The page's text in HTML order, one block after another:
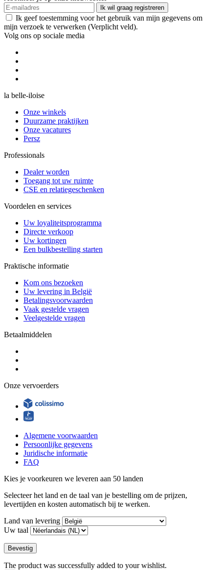
Ik wil graag registreren
Ik geef toestemming voor het gebruik van mijn gegevens om
mijn verzoek te verwerken (Verplicht veld).
Volg ons op sociale media
la belle-iloise
Onze winkels
Duurzame praktijken
Onze vacatures
Persz
Professionals
Dealer worden
Toegang tot uw ruimte
CSE en relatiegeschenken
Voordelen en services
Uw loyaliteitsprogramma
Directe verkoop
Uw kortingen
Een bulkbestelling starten
Praktische informatie
Kom ons bezoeken
Uw levering in België
Betalingsvoorwaarden
Vaak gestelde vragen
Veelgestelde vragen
Betaalmiddelen
Onze vervoerders
Algemene voorwaarden
Persoonlijke gegevens
Juridische informatie
FAQ
Kies je voorkeuren we leveren aan 50 landen
Selecteer het land en de taal van je bestelling om de prijzen,
levertijden en kosten automatisch bij te werken.
Land van levering
Uw taal
Bevestig
The product was successfully added to your wishlist.